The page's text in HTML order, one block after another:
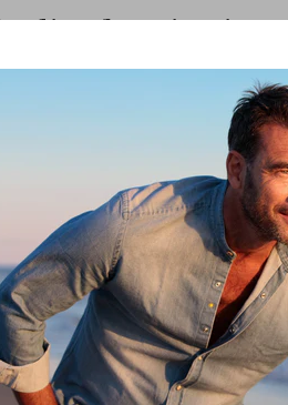
la mia vita
ciò che
nel mixare determinati brand per
il focus primario dei
al giusto mix di materali e colori ci
straniera che ritorna piacevolmente
e allacortesiache da sempre